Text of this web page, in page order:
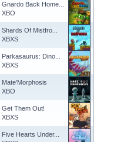
Gnardo Back Home...
XBO
Shards Of Mistfro...
XBXS
Parkasaurus: Dino...
XBXS
Mate'Morphosis
XBO
Get Them Out!
XBXS
Five Hearts Under...